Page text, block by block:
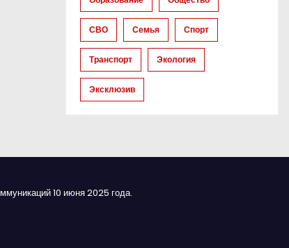
СВО Семья Спорт
Транспорт Экология
Эксклюзив
10 июня 2025 года.